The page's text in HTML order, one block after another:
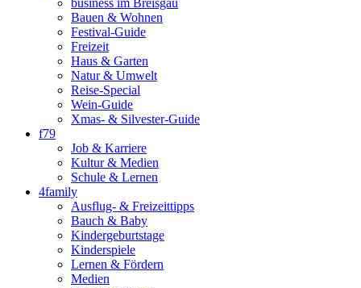
business im Breisgau
Bauen & Wohnen
Festival-Guide
Freizeit
Haus & Garten
Natur & Umwelt
Reise-Special
Wein-Guide
Xmas- & Silvester-Guide
f79
Job & Karriere
Kultur & Medien
Schule & Lernen
4family
Ausflug- & Freizeittipps
Bauch & Baby
Kindergeburtstage
Kinderspiele
Lernen & Fördern
Medien